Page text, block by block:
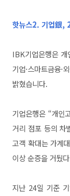
핫뉴스2. 기업銀,
IBK기업은행은 개
기업·스마트금융
밝혔습니다.
기업은행은 “개인
거리 점포 등의 차
고객 확대는 가계
이상 순증을 거뒀
지난 24일 기준